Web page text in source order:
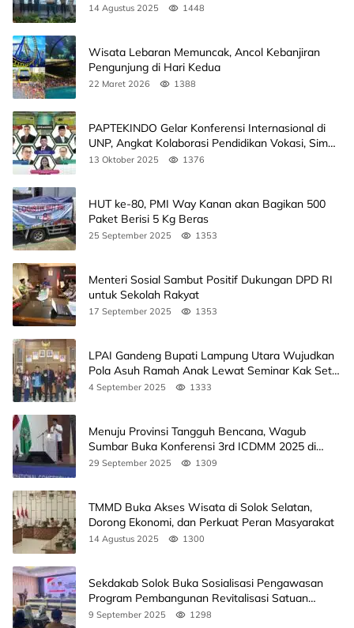
14 Agustus 2025 1448
Wisata Lebaran Memuncak, Ancol Kebanjiran
Pengunjung di Hari Kedua
22 Maret 2026 1388
PAPTEKINDO Gelar Konferensi Internasional di
UNP, Angkat Kolaborasi Pendidikan Vokasi, Simak
Agendanya
13 Oktober 2025 1376
HUT ke-80, PMI Way Kanan akan Bagikan 500
Paket Berisi 5 Kg Beras
25 September 2025 1353
Menteri Sosial Sambut Positif Dukungan DPD RI
untuk Sekolah Rakyat
17 September 2025 1353
LPAI Gandeng Bupati Lampung Utara Wujudkan
Pola Asuh Ramah Anak Lewat Seminar Kak Seto,
Ini Jadwalnya
4 September 2025 1333
Menuju Provinsi Tangguh Bencana, Wagub
Sumbar Buka Konferensi 3rd ICDMM 2025 di
Unand
29 September 2025 1309
TMMD Buka Akses Wisata di Solok Selatan,
Dorong Ekonomi, dan Perkuat Peran Masyarakat
14 Agustus 2025 1300
Sekdakab Solok Buka Sosialisasi Pengawasan
Program Pembangunan Revitalisasi Satuan
Pendidikan
9 September 2025 1298